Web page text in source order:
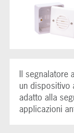
Il segnalatore
un dispositivo
adatto alla
applicazioni